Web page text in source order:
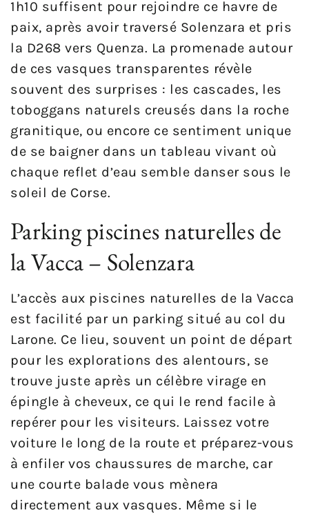
1h10 suffisent pour rejoindre ce havre de
paix, après avoir traversé Solenzara et pris
la D268 vers Quenza. La promenade autour
de ces vasques transparentes révèle
souvent des surprises : les cascades, les
toboggans naturels creusés dans la roche
granitique, ou encore ce sentiment unique
de se baigner dans un tableau vivant où
chaque reflet d’eau semble danser sous le
soleil de Corse.
Parking piscines naturelles de
la Vacca – Solenzara
L’accès aux piscines naturelles de la Vacca
est facilité par un parking situé au col du
Larone. Ce lieu, souvent un point de départ
pour les explorations des alentours, se
trouve juste après un célèbre virage en
épingle à cheveux, ce qui le rend facile à
repérer pour les visiteurs. Laissez votre
voiture le long de la route et préparez-vous
à enfiler vos chaussures de marche, car
une courte balade vous mènera
directement aux vasques. Même si le